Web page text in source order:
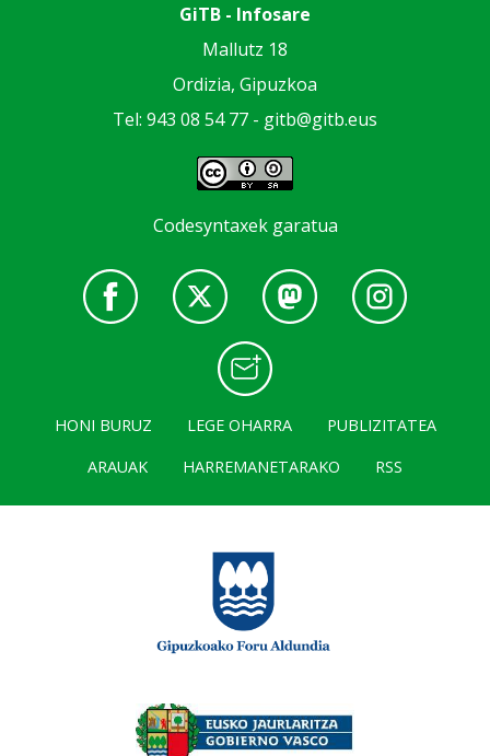
GiTB - Infosare
Mallutz 18
Ordizia, Gipuzkoa
Tel: 943 08 54 77 - gitb@gitb.eus
Codesyntaxek garatua
HONI BURUZ LEGE OHARRA
PUBLIZITATEA
ARAUAK
HARREMANETARAKO RSS